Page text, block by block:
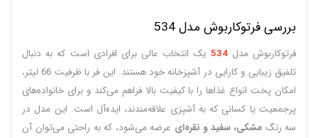
بررسی فرتوکاربوش مدل 534
فرتوکاربوش مدل534 یک انتخاب عالی برای افرادی است که به دنبال
تلفیق زیبایی و کارایی در آشپزخانه خود هستند. این فر با ظرفیت 66 لیتر،
امکان پخت انواع غذاها را با کیفیت بالا فراهم می‌کند و برای خانواده‌های
پرجمعیت یا کسانی که به آشپزی علاقه‌مندند، ایده‌آل است. این مدل در
سه رنگ مشکی، سفید و نقره‌ای عرضه می‌شود، که به راحتی می‌توان آن